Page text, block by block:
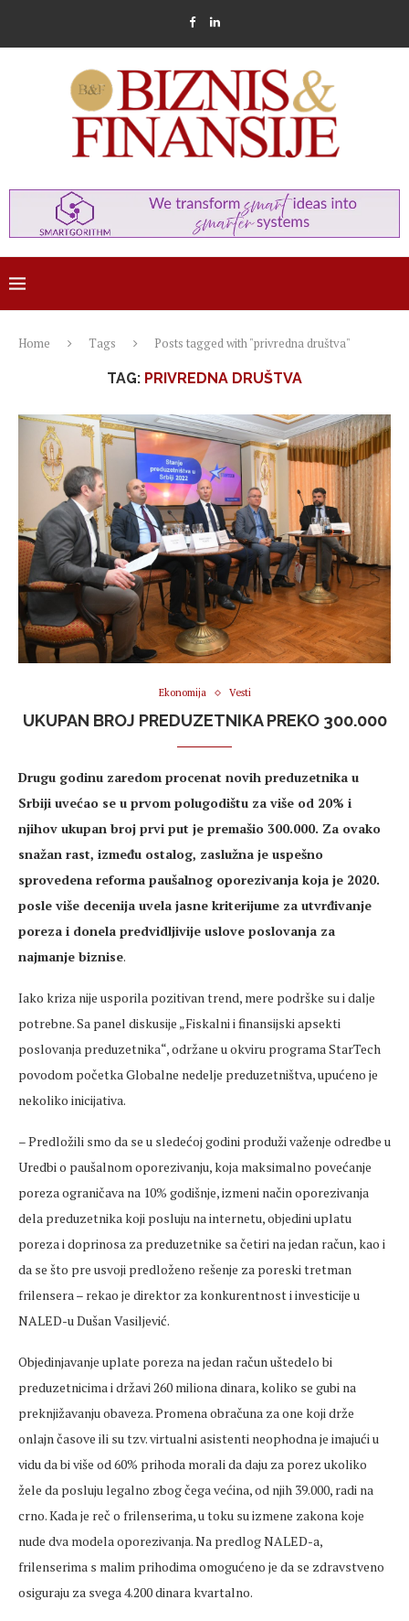
Home Tags Posts tagged with "privredna društva"
TAG: PRIVREDNA DRUŠTVA
Ekonomija Vesti
UKUPAN BROJ PREDUZETNIKA PREKO 300.000
Drugu godinu zaredom procenat novih preduzetnika u
Srbiji uvećao se u prvom polugodištu za više od 20% i
njihov ukupan broj prvi put je premašio 300.000. Za ovako
snažan rast, između ostalog, zaslužna je uspešno
sprovedena reforma paušalnog oporezivanja koja je 2020.
posle više decenija uvela jasne kriterijume za utvrđivanje
poreza i donela predvidljivije uslove poslovanja za
najmanje biznise.
Iako kriza nije usporila pozitivan trend, mere podrške su i dalje
potrebne. Sa panel diskusije „Fiskalni i finansijski apsekti
poslovanja preduzetnika“, održane u okviru programa StarTech
povodom početka Globalne nedelje preduzetništva, upućeno je
nekoliko inicijativa.
– Predložili smo da se u sledećoj godini produži važenje odredbe u
Uredbi o paušalnom oporezivanju, koja maksimalno povećanje
poreza ograničava na 10% godišnje, izmeni način oporezivanja
dela preduzetnika koji posluju na internetu, objedini uplatu
poreza i doprinosa za preduzetnike sa četiri na jedan račun, kao i
da se što pre usvoji predloženo rešenje za poreski tretman
frilensera – rekao je direktor za konkurentnost i investicije u
NALED-u Dušan Vasiljević.
Objedinjavanje uplate poreza na jedan račun uštedelo bi
preduzetnicima i državi 260 miliona dinara, koliko se gubi na
preknjižavanju obaveza. Promena obračuna za one koji drže
onlajn časove ili su tzv. virtualni asistenti neophodna je imajući u
vidu da bi više od 60% prihoda morali da daju za porez ukoliko
žele da posluju legalno zbog čega većina, od njih 39.000, radi na
crno. Kada je reč o frilenserima, u toku su izmene zakona koje
nude dva modela oporezivanja. Na predlog NALED-a,
frilenserima s malim prihodima omogućeno je da se zdravstveno
osiguraju za svega 4.200 dinara kvartalno.